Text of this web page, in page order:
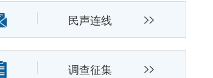
民声连线
调查征集